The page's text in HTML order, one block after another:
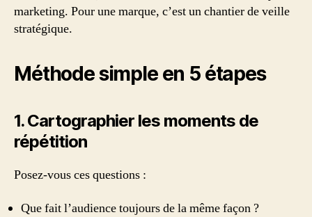
marketing. Pour une marque, c’est un chantier de veille
stratégique.
Méthode simple en 5 étapes
1. Cartographier les moments de
répétition
Posez-vous ces questions :
Que fait l’audience toujours de la même façon ?